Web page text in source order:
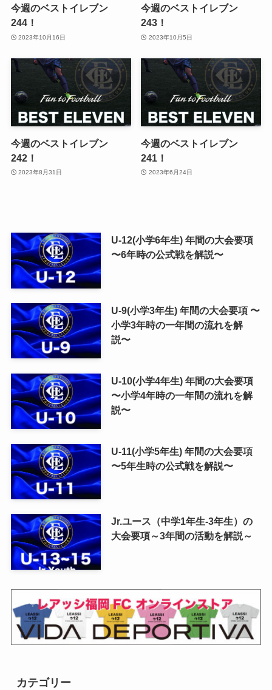
今週のベストイレブン
244！
2023年10月16日
今週のベストイレブン
243！
2023年10月5日
今週のベストイレブン
242！
2023年8月31日
今週のベストイレブン
241！
2023年6月24日
U-12(小学6年生) 年間の大会要項
〜6年時の公式戦を解説〜
U-9(小学3年生) 年間の大会要項 〜
小学3年時の一年間の流れを解
説〜
U-10(小学4年生) 年間の大会要項
〜小学4年時の一年間の流れを解
説〜
U-11(小学5年生) 年間の大会要項
〜5年生時の公式戦を解説〜
Jr.ユース（中学1年生-3年生）の
大会要項～3年間の活動を解説～
カテゴリー